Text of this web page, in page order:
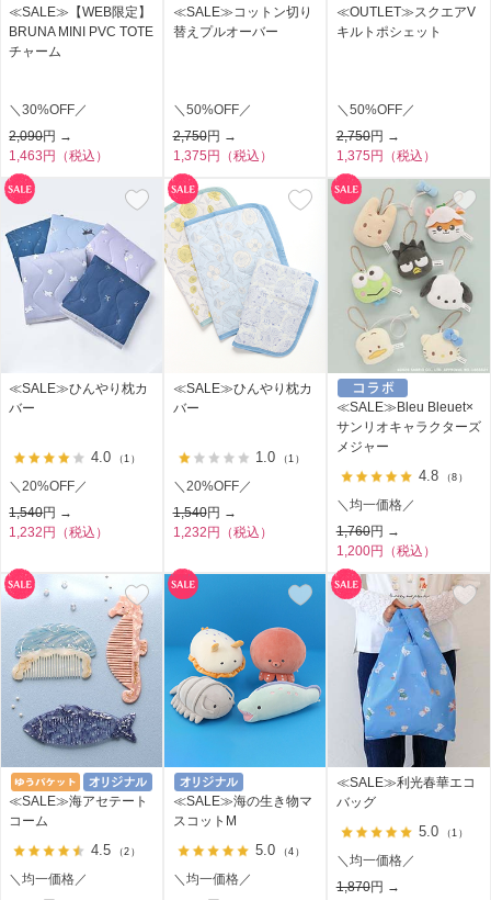
≪SALE≫【WEB限定】
BRUNA MINI PVC TOTE
チャーム
＼30%OFF／
2,090円 →
1,463円（税込）
≪SALE≫コットン切り
替えプルオーバー
＼50%OFF／
2,750円 →
1,375円（税込）
≪OUTLET≫スクエアV
キルトポシェット
＼50%OFF／
2,750円 →
1,375円（税込）
≪SALE≫ひんやり枕カ
バー
4.0 （1）
＼20%OFF／
1,540円 →
1,232円（税込）
≪SALE≫ひんやり枕カ
バー
1.0 （1）
＼20%OFF／
1,540円 →
1,232円（税込）
≪SALE≫Bleu Bleuet×
サンリオキャラクターズ
メジャー
4.8 （8）
＼均一価格／
1,760円 →
1,200円（税込）
≪SALE≫海アセテート
コーム
4.5 （2）
＼均一価格／
≪SALE≫海の生き物マ
スコットM
5.0 （4）
＼均一価格／
≪SALE≫利光春華エコ
バッグ
5.0 （1）
＼均一価格／
1,870円 →